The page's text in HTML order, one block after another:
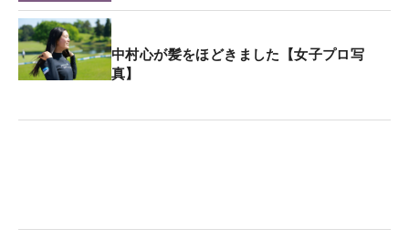
中村心が髪をほどきました【女子プロ写
真】